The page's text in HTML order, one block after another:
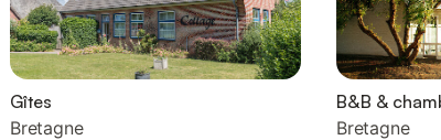
Gîtes
Bretagne
B&B &
Bretagne